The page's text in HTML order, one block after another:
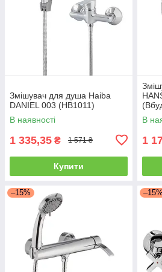
Змішувач для душа Haiba
DANIEL 003 (HB1011)
В наявності
1 335,35 ₴ 1 571 ₴
Купити
В
1
–15% –15%